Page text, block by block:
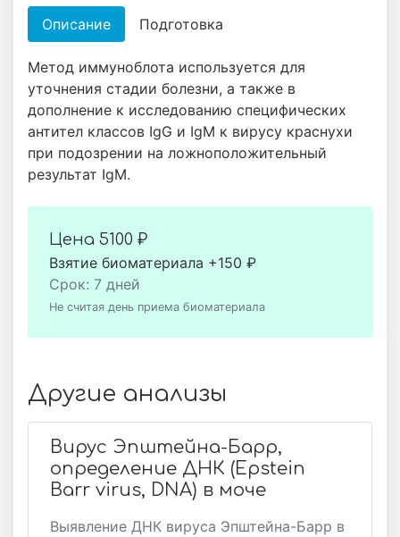
Описание Подготовка
Метод иммуноблота используется для
уточнения стадии болезни, а также в
дополнение к исследованию специфических
антител классов IgG и IgM к вирусу краснухи
при подозрении на ложноположительный
результат IgM.
Цена 5100 ₽
Взятие биоматериала +150 ₽
Срок: 7 дней
Не считая день приема биоматериала
Другие анализы
Вирус Эпштейна-Барр,
определение ДНК (Epstein
Barr virus, DNA) в моче
Выявление ДНК вируса Эпштейна-Барр в